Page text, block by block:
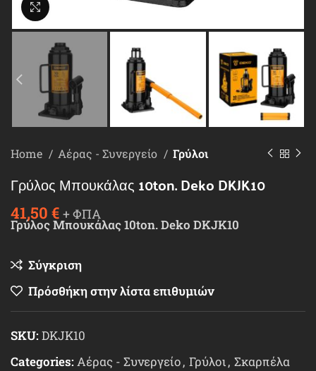
Home Αέρας - Συνεργείο Γρύλοι
Γρύλος Μπουκάλας 10ton. Deko DKJK10
41,50 € + ΦΠΑ
Γρύλος Μπουκάλας 10ton. Deko DKJK10
Σύγκριση
Πρόσθήκη στην λίστα επιθυμιών
SKU: DKJK10
Categories: Αέρας - Συνεργείο, Γρύλοι, Σκαρπέλα